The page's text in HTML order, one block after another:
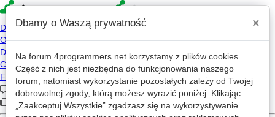
4p
Forum
Dbamy o Waszą prywatność ×
Na forum 4programmers.net korzystamy z plików cookies.
Część z nich jest niezbędna do funkcjonowania naszego
forum, natomiast wykorzystanie pozostałych zależy od Twojej
dobrowolnej zgody, którą możesz wyrazić poniżej. Klikając
„Zaakceptuj Wszystkie” zgadzasz się na wykorzystywanie